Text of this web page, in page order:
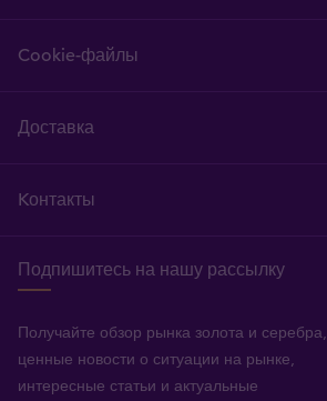
Cookie-файлы
Доставка
Kонтакты
Подпишитесь на нашу рассылку
Получайте обзор рынка золота и серебра,
ценные новости о ситуации на рынке,
интересные статьи и актуальные